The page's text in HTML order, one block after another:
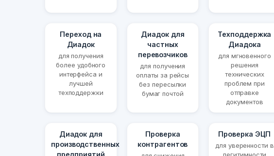
Переход на
Диадок
для получения
более удобного
интерфейса и
лучшей
техподдержки
Диадок для
частных
перевозчиков
для получения
оплаты за рейсы
без пересылки
бумаг почтой
Техподдержка
Диадока
для мгновенного
решения
технических
проблем при
отправке
документов
Диадок для
производственных
Проверка
контрагентов
Проверка ЭЦП
для уверенности в